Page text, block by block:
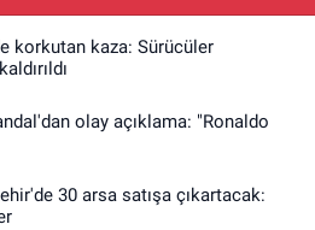
korkutan kaza: Sürücüler
olay açıklama: "Ronaldo
30 arsa satışa çıkartacak: